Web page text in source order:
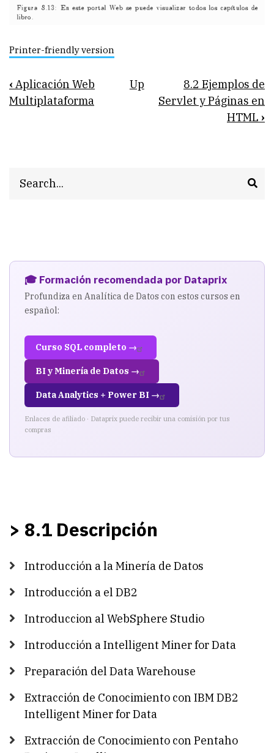
Printer-friendly version
Book
traversal
Descripción
‹ Aplicación Web
Multiplataforma
Up
8.2 Ejemplos de
Servlet y Páginas en
HTML ›
🎓 Formación recomendada por Dataprix
Profundiza en Analítica de Datos con estos cursos en
español:
Curso SQL completo →
BI y Minería de Datos →
Data Analytics + Power BI →
Enlaces de afiliado · Dataprix puede recibir una comisión por tus
compras
> 8.1 Descripción
Introducción a la Minería de Datos
Introducción a el DB2
Introduccion al WebSphere Studio
Introducción a Intelligent Miner for Data
Preparación del Data Warehouse
Extracción de Conocimiento con IBM DB2
Intelligent Miner for Data
Extracción de Conocimiento con Pentaho